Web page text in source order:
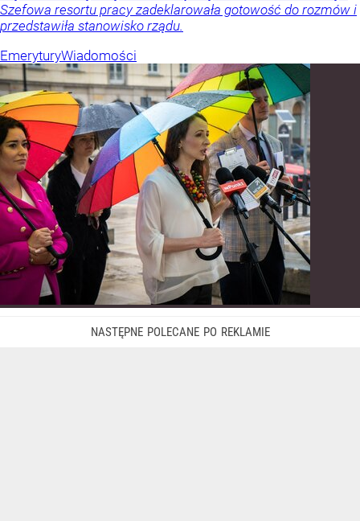
Szefowa resortu pracy zadeklarowała gotowość do rozmów i
przedstawiła stanowisko rządu.
EmeryturyWiadomości